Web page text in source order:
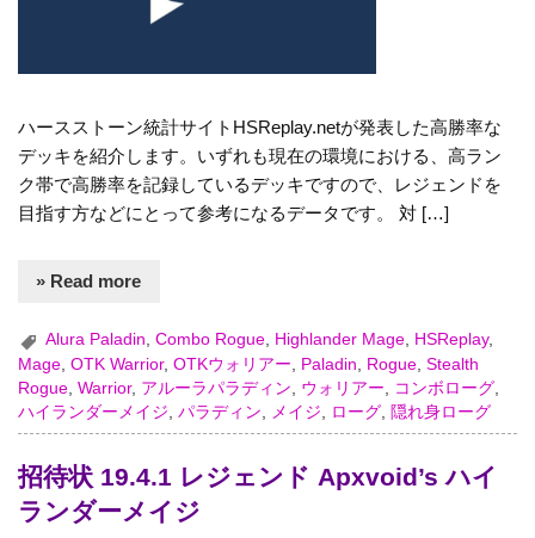
ハースストーン統計サイトHSReplay.netが発表した高勝率な
デッキを紹介します。いずれも現在の環境における、高ラン
ク帯で高勝率を記録しているデッキですので、レジェンドを
目指す方などにとって参考になるデータです。 対 […]
» Read more
Alura Paladin,Combo Rogue, Highlander Mage, HSReplay,
Mage ,OTK Warrior,OTKウォリアー Paladin Rogue ,Stealth
Rogue ,Warrior, アルーラパラディン ウォリアー コンボローグ
ハイランダーメイジ ,パラディン メイジ ローグ 隠れ身ローグ
招待状 19.4.1 レジェンド Apxvoid’s ハイ
ランダーメイジ